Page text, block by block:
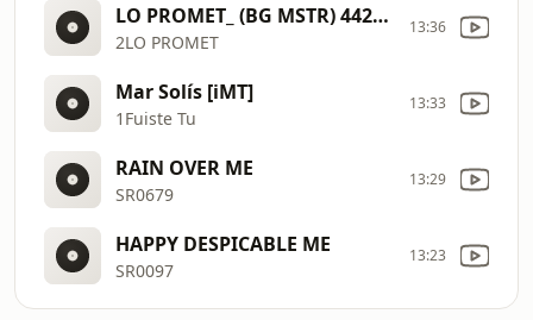
LO PROMET_ (BG MSTR) 4424 [iE2]
2LO PROMET
13:36
Mar Solís [iMT]
1Fuiste Tu
13:33
RAIN OVER ME
SR0679
13:29
HAPPY DESPICABLE ME
SR0097
13:23